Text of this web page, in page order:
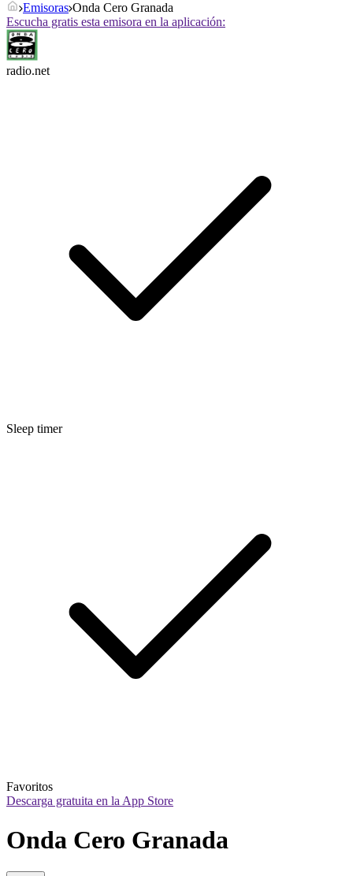
Emisoras Onda Cero Granada
Escucha gratis esta emisora en la aplicación:
radio.net
Sleep timer
Favoritos
Descarga gratuita en la App Store
Onda Cero Granada